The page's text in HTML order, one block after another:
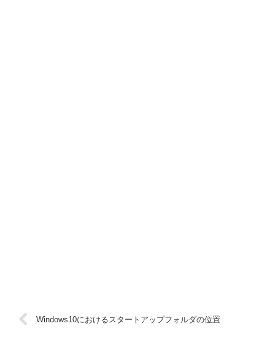
Windows10におけるスタートアップフォルダの位置